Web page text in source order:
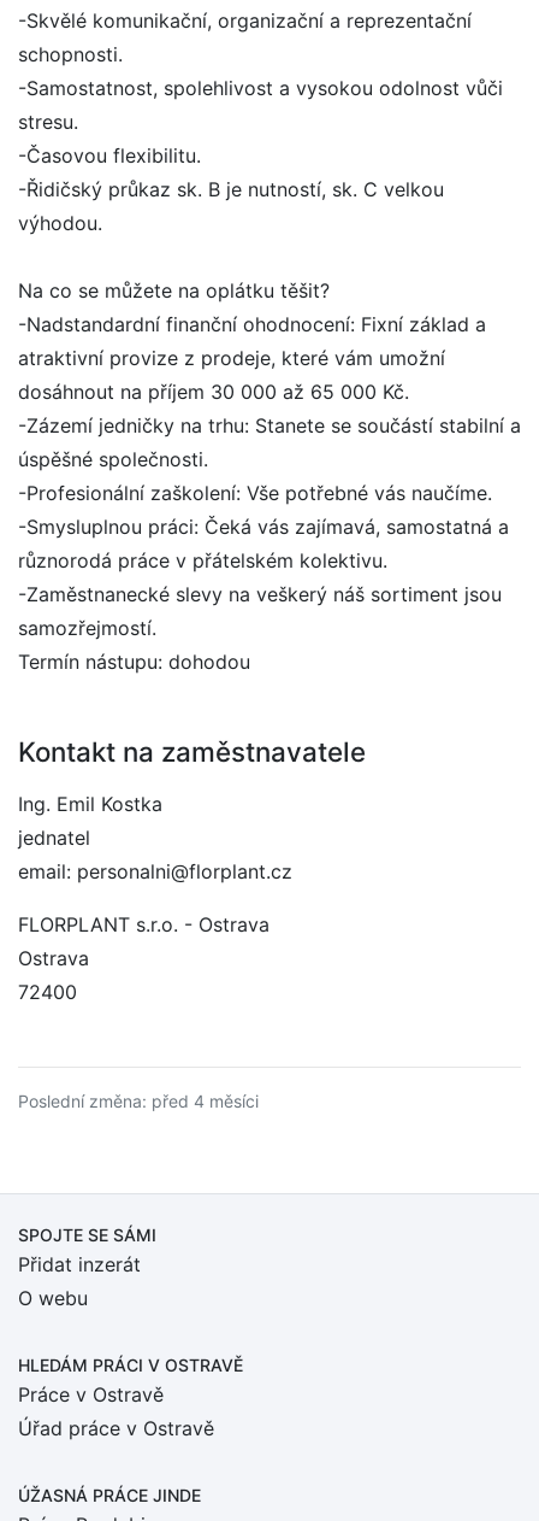
-Skvělé komunikační, organizační a reprezentační
schopnosti.
-Samostatnost, spolehlivost a vysokou odolnost vůči
stresu.
-Časovou flexibilitu.
-Řidičský průkaz sk. B je nutností, sk. C velkou
výhodou.
Na co se můžete na oplátku těšit?
-Nadstandardní finanční ohodnocení: Fixní základ a
atraktivní provize z prodeje, které vám umožní
dosáhnout na příjem 30 000 až 65 000 Kč.
-Zázemí jedničky na trhu: Stanete se součástí stabilní a
úspěšné společnosti.
-Profesionální zaškolení: Vše potřebné vás naučíme.
-Smysluplnou práci: Čeká vás zajímavá, samostatná a
různorodá práce v přátelském kolektivu.
-Zaměstnanecké slevy na veškerý náš sortiment jsou
samozřejmostí.
Termín nástupu: dohodou
Kontakt na zaměstnavatele
Ing. Emil Kostka
jednatel
email: personalni@florplant.cz
FLORPLANT s.r.o. - Ostrava
Ostrava
72400
Poslední změna: před 4 měsíci
SPOJTE SE SÁMI
Přidat inzerát
O webu
HLEDÁM PRÁCI V OSTRAVĚ
Práce v Ostravě
Úřad práce v Ostravě
ÚŽASNÁ PRÁCE JINDE